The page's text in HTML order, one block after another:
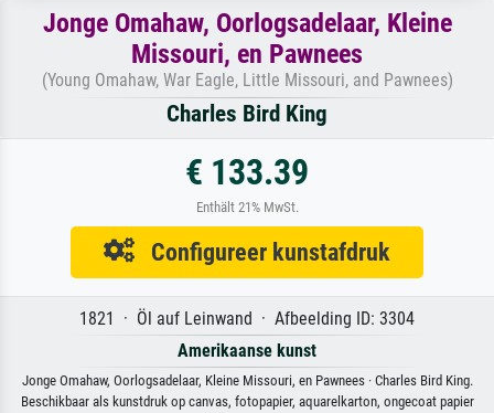
Jonge Omahaw, Oorlogsadelaar, Kleine
Missouri, en Pawnees
(Young Omahaw, War Eagle, Little Missouri, and Pawnees)
Charles Bird King
€ 133.39
Enthält 21% MwSt.
Configureer kunstafdruk
1821 · Öl auf Leinwand · Afbeelding ID: 3304
Amerikaanse kunst
Jonge Omahaw, Oorlogsadelaar, Kleine Missouri, en Pawnees · Charles Bird King.
Beschikbaar als kunstdruk op canvas, fotopapier, aquarelkarton, ongecoat papier